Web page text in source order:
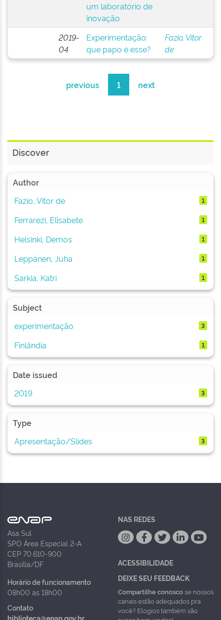
um laboratório de
inovação
2019-
04
Experimentação:
que papo é esse?
Fazio, Vitor
de
previous 1 next
Discover
Author
Fazio, Vitor de
1
Ferrarezi, Elisabete 1
Helsinki, Demos 1
Leppänen, Juha 1
Sarkia, Katri 1
Subject
experimentação
3
Finlândia 1
Date issued
2019
3
Type
Apresentação/Slides
3
Asa Sul
SPO Área Especial 2-A
CEP 70.610-900
Brasília/DF
Horário de funcionamento
08h00 às 18h00
Contato
biblioteca@enap.gov.br
NAS REDES
ACESSIBILIDADE
DEIXE SEU FEEDBACK
Compartilhe conoscose nossos
canais estão adequados pra
você? Elogios também são